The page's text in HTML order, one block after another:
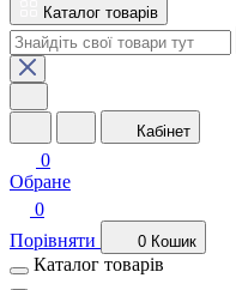
Каталог товарів
Кабінет
0
Обране
0
Порівняти
0 Кошик
Каталог товарів